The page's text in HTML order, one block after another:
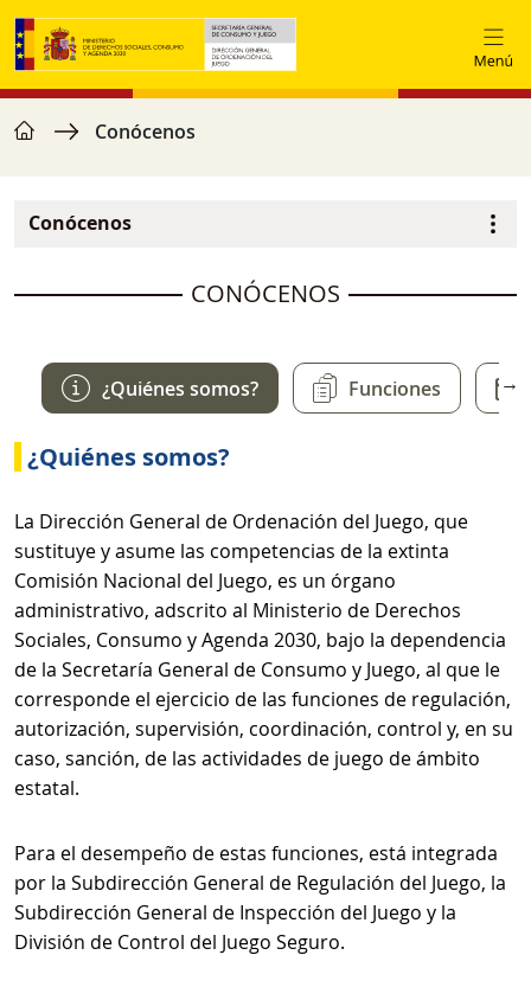
Skip to main content
Breadcrumb
home Conócenos
Conócenos
CONÓCENOS
→
¿Quiénes somos? Funciones
¿Quiénes somos?
La Dirección General de Ordenación del Juego, que
sustituye y asume las competencias de la extinta
Comisión Nacional del Juego, es un órgano
administrativo, adscrito al Ministerio de Derechos
Sociales, Consumo y Agenda 2030, bajo la dependencia
de la Secretaría General de Consumo y Juego, al que le
corresponde el ejercicio de las funciones de regulación,
autorización, supervisión, coordinación, control y, en su
caso, sanción, de las actividades de juego de ámbito
estatal.
Para el desempeño de estas funciones, está integrada
por la Subdirección General de Regulación del Juego, la
Subdirección General de Inspección del Juego y la
División de Control del Juego Seguro.